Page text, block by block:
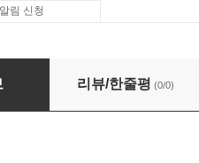
림 신청
: La Rondine)
리뷰/한줄평 (0/0)